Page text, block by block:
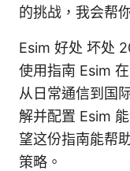
的挑战，我会帮
Esim 好处 坏处
使用指南 Esim
从日常通信到国
解并配置 Esim
望这份指南能帮
策略。